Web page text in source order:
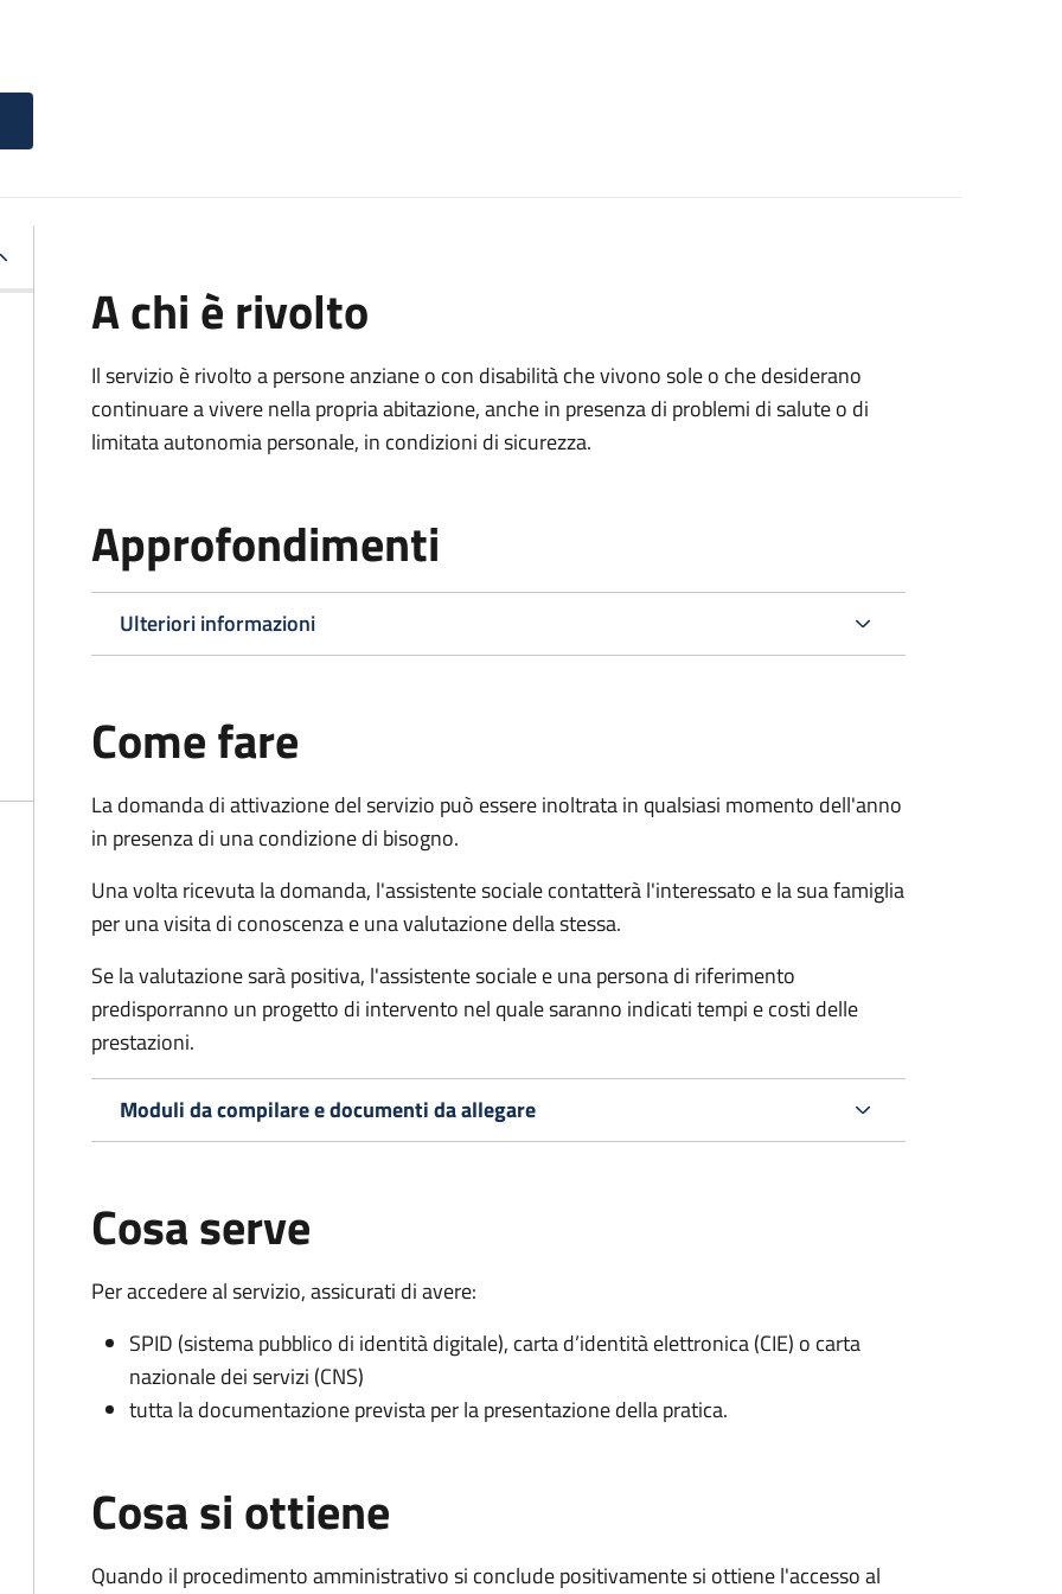
A chi è rivolto
Il servizio è rivolto a persone anziane o con disabilità che vivono sole o che desiderano
continuare a vivere nella propria abitazione, anche in presenza di problemi di salute o di
limitata autonomia personale, in condizioni di sicurezza.
Approfondimenti
Ulteriori informazioni
Come fare
La domanda di attivazione del servizio può essere inoltrata in qualsiasi momento dell'anno
in presenza di una condizione di bisogno.
Una volta ricevuta la domanda, l'assistente sociale contatterà l'interessato e la sua famiglia
per una visita di conoscenza e una valutazione della stessa.
Se la valutazione sarà positiva, l'assistente sociale e una persona di riferimento
predisporranno un progetto di intervento nel quale saranno indicati tempi e costi delle
prestazioni.
Moduli da compilare e documenti da allegare
Cosa serve
Per accedere al servizio, assicurati di avere:
SPID (sistema pubblico di identità digitale), carta d’identità elettronica (CIE) o carta
nazionale dei servizi (CNS)
tutta la documentazione prevista per la presentazione della pratica.
Cosa si ottiene
Quando il procedimento amministrativo si conclude positivamente si ottiene l'accesso al